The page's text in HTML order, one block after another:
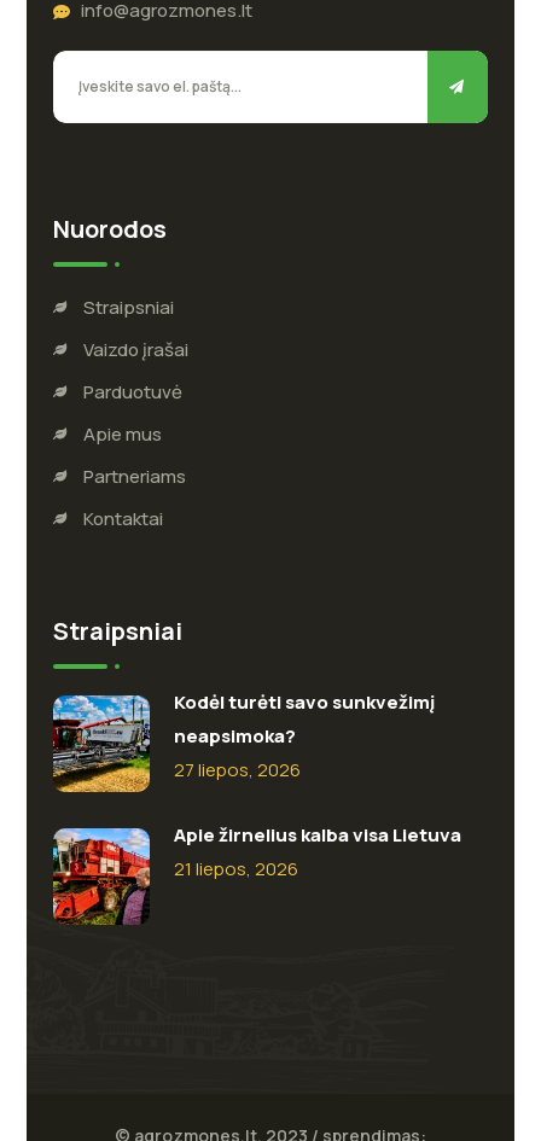
info@agrozmones.lt
Nuorodos
Straipsniai
Vaizdo įrašai
Parduotuvė
Apie mus
Partneriams
Kontaktai
Straipsniai
Kodėl turėti savo sunkvežimį
neapsimoka?
27 liepos, 2026
Apie žirnelius kalba visa Lietuva
21 liepos, 2026
© agrozmones.lt, 2023 / sprendimas: